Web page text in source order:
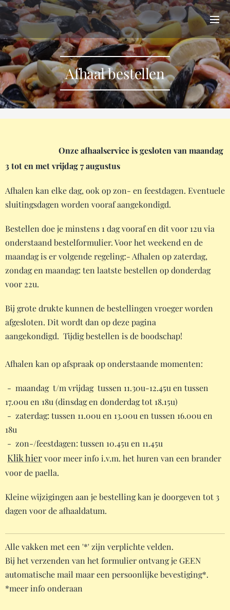
Afhaal bestellen
Onze afhaalservice is gesloten van maandag
3 tot en met vrijdag 7 augustus
Afhalen kan elke dag, ook op zon- en feestdagen. Eventuele
sluitingsdagen worden vooraf aangekondigd.
Bestellen doe je minstens 1 dag vooraf en dit voor 12u via
onderstaand bestelformulier. Voor het weekend en de
maandag is er volgende regeling:- Afhalen op zaterdag,
zondag en maandag: ten laatste bestellen op donderdag
voor 22u.
Bij grote drukte kunnen de bestellingen vroeger worden
afgesloten. Dit wordt dan op deze pagina
aangekondigd. Tijdig bestellen is de boodschap!
Afhalen kan op afspraak op onderstaande momenten:
- maandag t/m vrijdag tussen 11.30u-12.45u en tussen
17.00u en 18u (dinsdag en donderdag tot 18.15u)
- zaterdag: tussen 11.00u en 13.00u en tussen 16.00u en
18u
- zon-/feestdagen: tussen 10.45u en 11.45u
Klik hiervoor meer info i.v.m. het huren van een brander
voor de paella.
Kleine wijzigingen aan je bestelling kan je doorgeven tot 3
dagen voor de afhaaldatum.
Alle vakken met een '*' zijn verplichte velden.
Bij het verzenden van het formulier ontvang je GEEN
automatische mail maar een persoonlijke bevestiging*.
*meer info onderaan